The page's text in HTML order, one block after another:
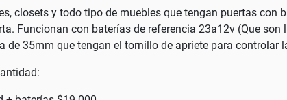
closets y todo tipo de muebles que tengan puertas
Funcionan con baterías de referencia 23a12v (Que
de 35mm que tengan el tornillo de apriete para controlar